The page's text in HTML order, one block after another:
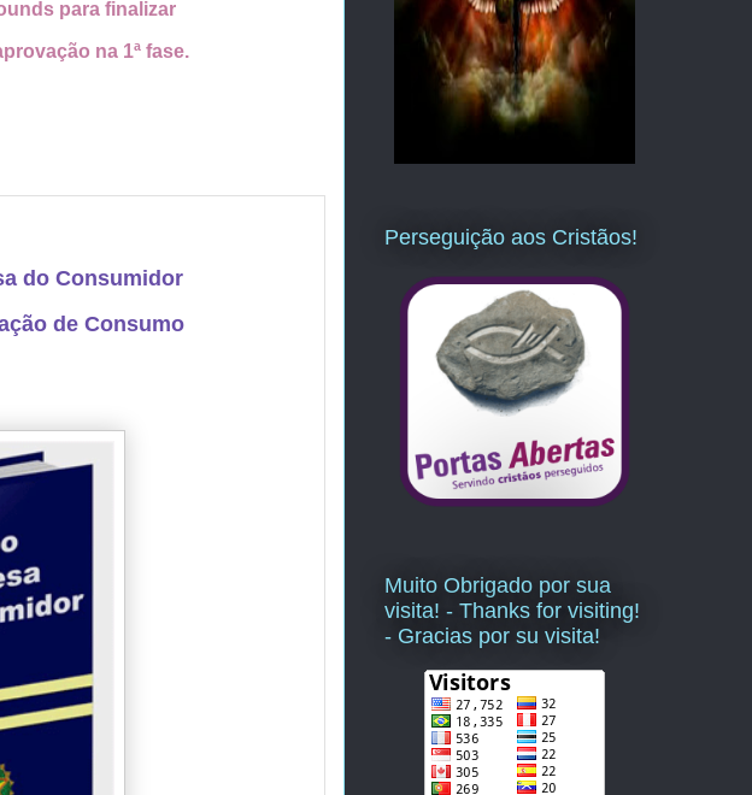
para finalizar
na 1ª fase.
do Consumidor
de Consumo
Perseguição aos Cristãos!
Muito Obrigado por sua
visita! - Thanks for visiting!
- Gracias por su visita!